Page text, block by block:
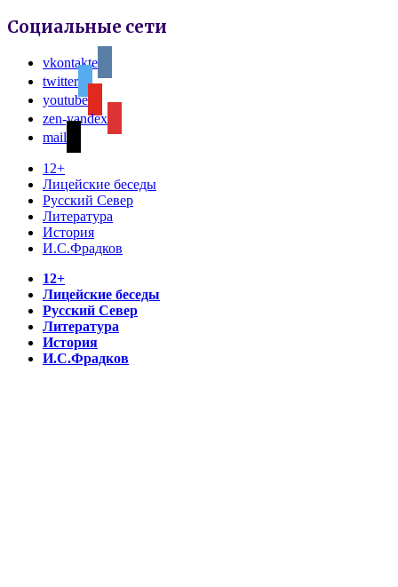
Социальные сети
vkontakte
twitter
youtube
zen-yandex
mail
12+
Лицейские беседы
Русский Север
Литература
История
И.С.Фрадков
12+
Лицейские беседы
Русский Север
Литература
История
И.С.Фрадков